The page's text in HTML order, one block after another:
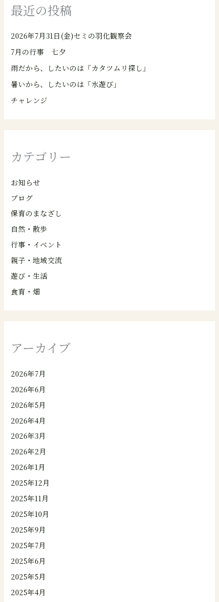
最近の投稿
2026年7月31日(金)セミの羽化観察会
7月の行事 七夕
雨だから、したいのは「カタツムリ探し」
暑いから、したいのは「水遊び」
チャレンジ
カテゴリー
お知らせ
ブログ
保育のまなざし
自然・散歩
行事・イベント
親子・地域交流
遊び・生活
食育・畑
アーカイブ
2026年7月
2026年6月
2026年5月
2026年4月
2026年3月
2026年2月
2026年1月
2025年12月
2025年11月
2025年10月
2025年9月
2025年7月
2025年6月
2025年5月
2025年4月